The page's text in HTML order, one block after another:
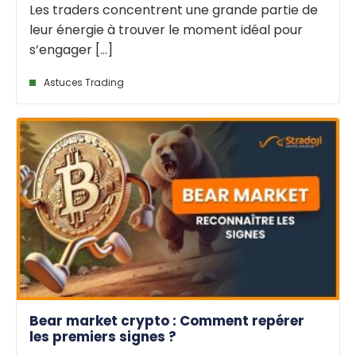
Les traders concentrent une grande partie de
leur énergie à trouver le moment idéal pour
s’engager [...]
Astuces Trading
Bear market crypto : Comment repérer
les premiers signes ?